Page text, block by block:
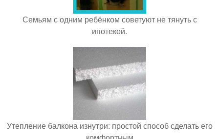
Семьям с одним ребёнком советуют не тянуть с
ипотекой.
Утепление балкона изнутри: простой способ сделать его